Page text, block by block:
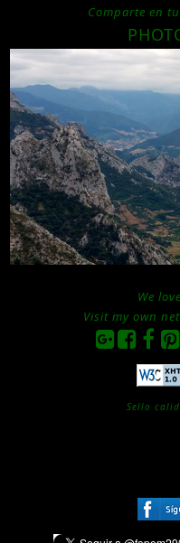
Comparte en
We
Visit my own
Sello